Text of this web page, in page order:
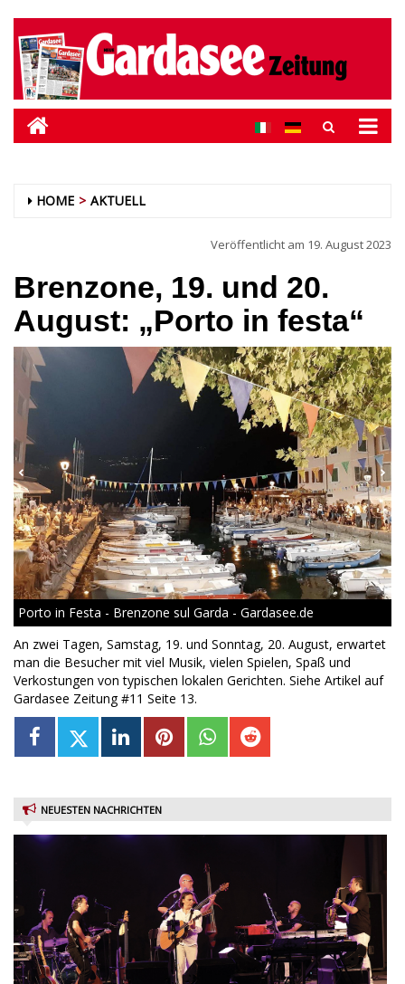
HOME AKTUELL
Veröffentlicht am 19. August 2023
Brenzone, 19. und 20.
August: „Porto in festa“
Porto in Festa - Brenzone sul Garda - Gardasee.de
An zwei Tagen, Samstag, 19. und Sonntag, 20. August, erwartet
man die Besucher mit viel Musik, vielen Spielen, Spaß und
Verkostungen von typischen lokalen Gerichten. Siehe Artikel auf
Gardasee Zeitung #11 Seite 13.
NEUESTEN NACHRICHTEN